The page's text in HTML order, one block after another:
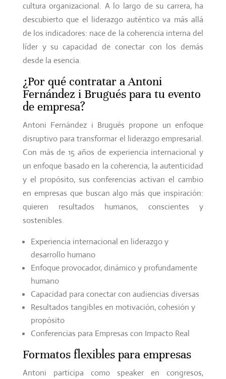
cultura organizacional. A lo largo de su carrera, ha
descubierto que el liderazgo auténtico va más allá
de los indicadores: nace de la coherencia interna del
líder y su capacidad de conectar con los demás
desde la esencia.
¿Por qué contratar a Antoni
Fernández i Brugués para tu evento
de empresa?
Antoni Fernández i Brugués propone un enfoque
disruptivo para transformar el liderazgo empresarial.
Con más de 15 años de experiencia internacional y
un enfoque basado en la coherencia, la autenticidad
y el propósito, sus conferencias activan el cambio
en empresas que buscan algo más que inspiración:
quieren resultados humanos, conscientes y
sostenibles.
Experiencia internacional en liderazgo y
desarrollo humano
Enfoque provocador, dinámico y profundamente
humano
Capacidad para conectar con audiencias diversas
Resultados tangibles en motivación, cohesión y
propósito
Conferencias para Empresas con Impacto Real
Formatos flexibles para empresas
Antoni participa como speaker en congresos,